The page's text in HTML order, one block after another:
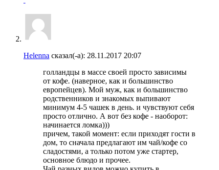
Helenna сказал(-а): 28.11.2017 20:07
голландцы в массе своей просто зависимы
от кофе. (наверное, как и большинство
европейцев). Мой муж, как и большинство
родственников и знакомых выпивают
минимум 4-5 чашек в день. и чувствуют себя
просто отлично. А вот без кофе - наоборот:
начинается ломка)))
причем, такой момент: если приходят гости в
дом, то сначала предлагают им чай/кофе со
сладостями, а только потом уже стартер,
основное блюдо и прочее.